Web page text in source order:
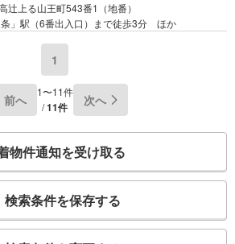
辻上る山王町543番1（地番）
」駅（6番出入口）まで徒歩3分 ほか
1
前へ
1〜11件
/11件 次へ
物件通知を受け取る
検索条件を保存する